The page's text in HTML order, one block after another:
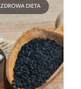
ZDROWA DIETA